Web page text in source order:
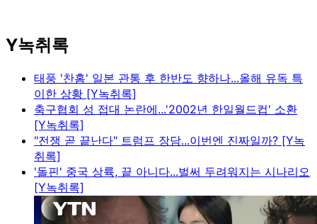
Y녹취록
태풍 '찬홈' 일본 관통 후 한반도 향하나...올해 유독 특
이한 상황 [Y녹취록]
축구협회 성 접대 논란에...'2002년 한일월드컵' 소환
[Y녹취록]
"전쟁 곧 끝난다" 트럼프 장담...이번엔 진짜일까? [Y녹
취록]
'돌핀' 중국 상륙, 끝 아니다...벌써 두려워지는 시나리오
[Y녹취록]